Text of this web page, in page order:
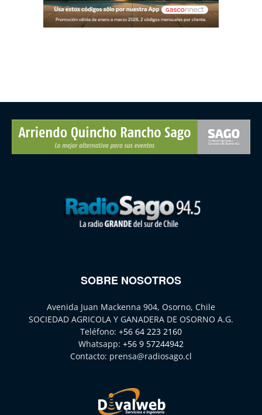
SOBRE NOSOTROS
Avenida Juan Mackenna 904, Osorno, Chile
SOCIEDAD AGRICOLA Y GANADERA DE OSORNO A.G.
Teléfono: +56 64 223 2160
Whatsapp: +56 9 57244942
Contacto: prensa@radiosago.cl